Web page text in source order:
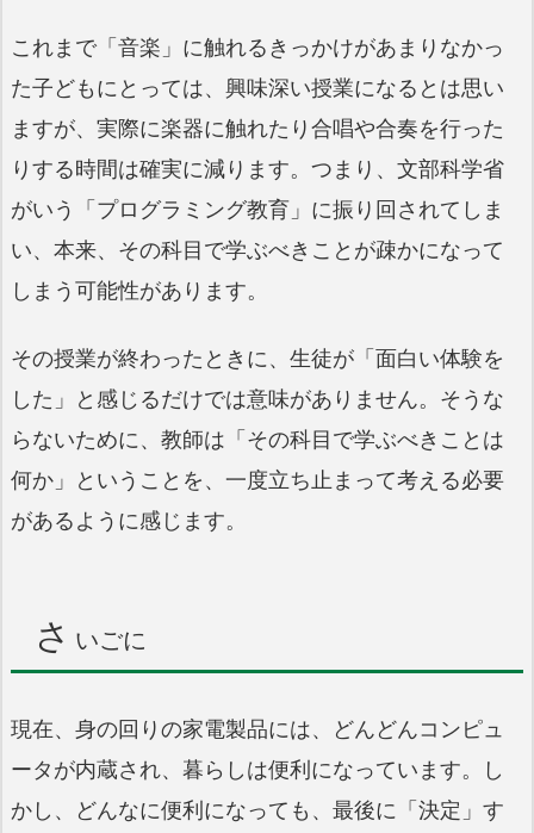
これまで「音楽」に触れるきっかけがあまりなかっ
た子どもにとっては、興味深い授業になるとは思い
ますが、実際に楽器に触れたり合唱や合奏を行った
りする時間は確実に減ります。つまり、文部科学省
がいう「プログラミング教育」に振り回されてしま
い、本来、その科目で学ぶべきことが疎かになって
しまう可能性があります。
その授業が終わったときに、生徒が「面白い体験を
した」と感じるだけでは意味がありません。そうな
らないために、教師は「その科目で学ぶべきことは
何か」ということを、一度立ち止まって考える必要
があるように感じます。
さ いごに
現在、身の回りの家電製品には、どんどんコンピュ
ータが内蔵され、暮らしは便利になっています。し
かし、どんなに便利になっても、最後に「決定」す